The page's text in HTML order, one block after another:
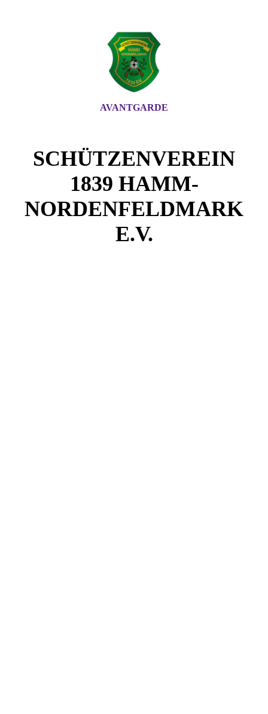
AVANTGARDE
SCHÜTZENVEREIN
1839 HAMM-
NORDENFELDMARK
E.V.